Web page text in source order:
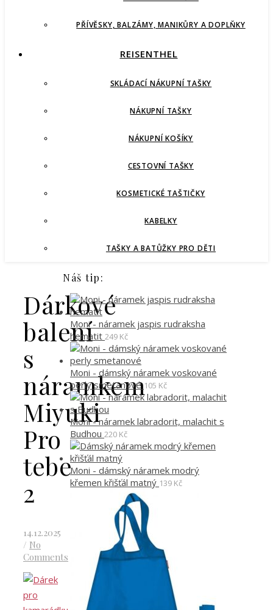
PŘÍVĚSKY, BALZÁMY, MANIKŮRY A DOPLŇKY
REISENTHEL
SKLÁDACÍ NÁKUPNÍ TAŠKY
NÁKUPNÍ TAŠKY
NÁKUPNÍ KOŠÍKY
CESTOVNÍ TAŠKY
KOSMETICKÉ TAŠTIČKY
KABELKY
TAŠKY A BATŮŽKY PRO DĚTI
Dárkové
balení
s
náramkem
Miyuki
Pro
tebe
2
14.12.2025
/ No
Comments
Náš tip:
Moni - náramek jaspis rudraksha
hematit 249 Kč
Moni - dámský náramek voskované
perly smetanové 105 Kč
Moni - náramek labradorit, malachit s
Budhou 220 Kč
Moni - dámský náramek modrý
křemen křišťál matný 139 Kč